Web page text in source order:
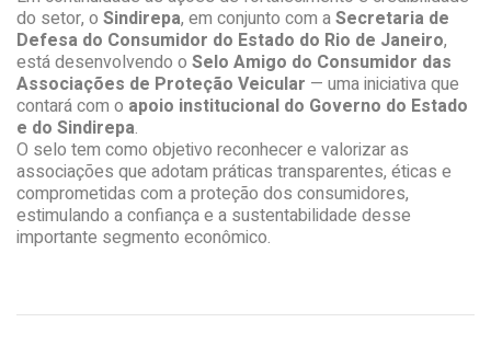
do setor, o Sindirepa, em conjunto com aSecretaria de
Defesa do Consumidor do Estado do Rio de Janeiro,
está desenvolvendo o Selo Amigo do Consumidor das
Associações de Proteção Veicular — uma iniciativa que
contará com o apoio institucional do Governo do Estado
e do Sindirepa.
O selo tem como objetivo reconhecer e valorizar as
associações que adotam práticas transparentes, éticas e
comprometidas com a proteção dos consumidores,
estimulando a confiança e a sustentabilidade desse
importante segmento econômico.